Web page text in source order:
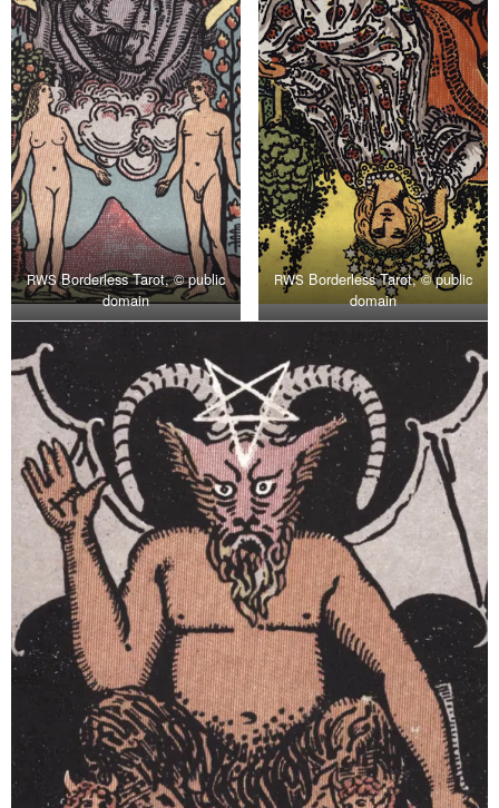
RWSBor­der­less Tarot, © public
domain
RWS Bor­der­less Tarot, © public
domain